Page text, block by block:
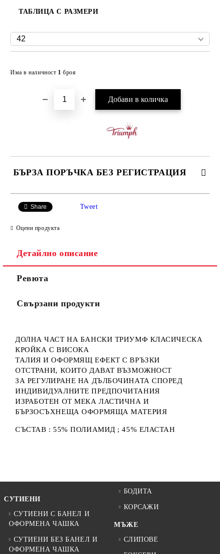
ТАБЛИЦА С РАЗМЕРИ
Има в наличност 1 броя
БЪРЗА ПОРЪЧКА БЕЗ РЕГИСТРАЦИЯ
Share Tweet
Оцени продукта
Детайлно описание
Ревюта
Свързани продукти
ДОЛНА ЧАСТ НА БАНСКИ ТРИУМФ КЛАСИЧЕСКА
КРОЙКА С ВИСОКА
ТАЛИЯ И ОФОРМЯЩ ЕФЕКТ С ВРЪЗКИ
ОТСТРАНИ, КОИТО ДАВАТ ВЪЗМОЖНОСТ
ЗА РЕГУЛИРАНЕ НА ДЪЛБОЧИНАТА СПОРЕД
ИНДИВИДУАЛНИТЕ ПРЕДПОЧИТАНИЯ
ИЗРАБОТЕН ОТ МЕКА ЛАСТИЧНА И
БЪРЗОСЪХНЕЩА ОФОРМЯЩА МАТЕРИЯ
СЪСТАВ : 55% ПОЛИАМИД ; 45% ЕЛАСТАН
СУТИЕНИ
СУТИЕНИ С БАНЕЛ И
ОФОРМЕНА ЧАШКА
СУТИЕНИ БЕЗ БАНЕЛ И
ОФОРМЕНА ЧАШКА
БОДИТА
КОРСАЖИ
МЪЖЕ
СЛИПОВЕ